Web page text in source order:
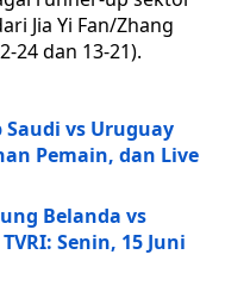
Jia Yi Fan/Zhang
24 dan 13-21).
vs Uruguay
Pemain, dan Live
Belanda vs
Senin, 15 Juni